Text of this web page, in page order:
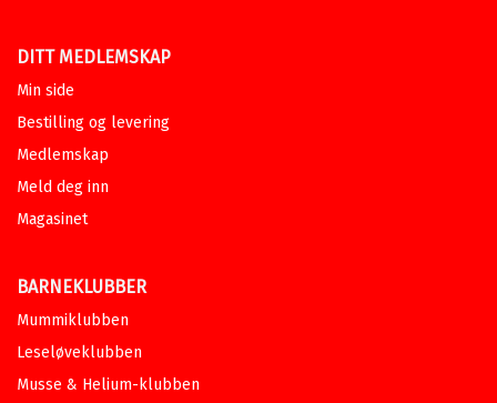
DITT MEDLEMSKAP
Min side
Bestilling og levering
Medlemskap
Meld deg inn
Magasinet
BARNEKLUBBER
Mummiklubben
Leseløveklubben
Musse & Helium-klubben